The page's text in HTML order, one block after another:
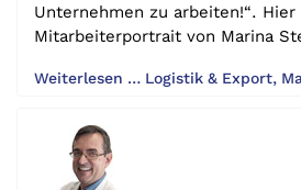
Unternehmen zu arbeiten!“.
Mitarbeiterportrait von Marina
Weiterlesen … Logistik & Export,